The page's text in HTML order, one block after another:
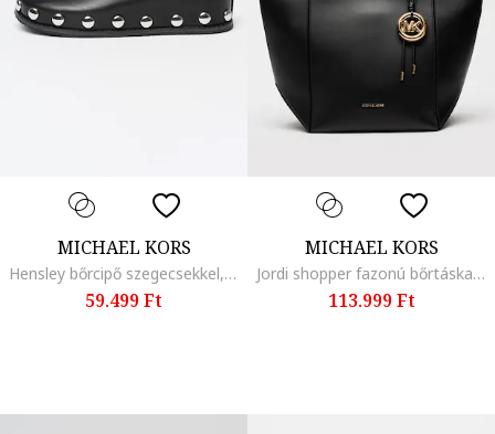
MICHAEL KORS
Hensley bőrcipő szegecsekkel, Fekete
59.499 Ft
MICHAEL KORS
Jordi shopper fazonú bőrtáska logós kiegészítővel, Fekete
113.999 Ft